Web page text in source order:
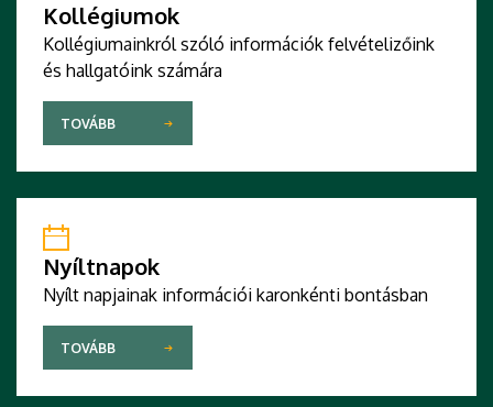
Kollégiumok
Kollégiumainkról szóló információk felvételizőink
és hallgatóink számára
TOVÁBB
Nyíltnapok
Nyílt napjainak információi karonkénti bontásban
TOVÁBB